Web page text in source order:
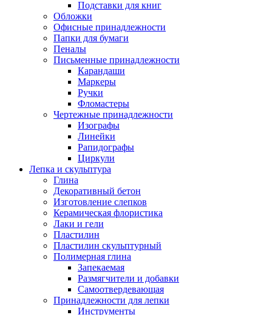
Подставки для книг
Обложки
Офисные принадлежности
Папки для бумаги
Пеналы
Письменные принадлежности
Карандаши
Маркеры
Ручки
Фломастеры
Чертежные принадлежности
Изографы
Линейки
Рапидографы
Циркули
Лепка и скульптура
Глина
Декоративный бетон
Изготовление слепков
Керамическая флористика
Лаки и гели
Пластилин
Пластилин скульптурный
Полимерная глина
Запекаемая
Размягчители и добавки
Самоотвердевающая
Принадлежности для лепки
Инструменты